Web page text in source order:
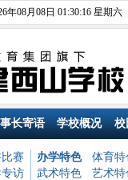
年08月08日 01:30:16 星期六
长寄语 学校概况 校
赛
访
办学特色
体育特
武术特色
艺术特